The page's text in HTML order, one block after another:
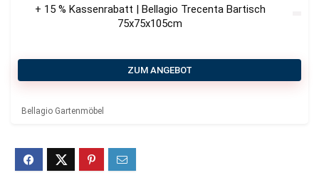
+ 15 % Kassenrabatt | Bellagio Trecenta Bartisch
75x75x105cm
ZUM ANGEBOT
Bellagio Gartenmöbel